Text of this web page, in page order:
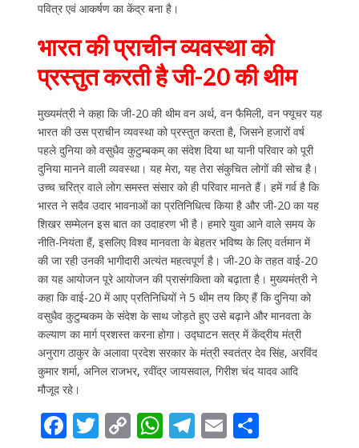
पवित्र एवं आकर्षण का केंद्र बना है।
भारत की प्राचीन व्यवस्था को
प्रस्तुत करती है जी-20 की थीम
मुख्यमंत्री ने कहा कि जी-20 की थीम वन अर्थ, वन फैमिली, वन फ्यूचर यह
भारत की उस प्राचीन व्यवस्था को प्रस्तुत करता है, जिसने हजारों वर्ष
पहले दुनिया को वसुधैव कुटुम्बकम् का संदेश दिया था यानी परिवार को पूरी
दुनिया मानने वाली व्यवस्था। यह मेरा, यह तेरा संकुचित लोगों की सोच है।
उच्च चरित्र वाले लोग समस्त संसार को ही परिवार मानते हैं। हमें गर्व है कि
भारत ने सदैव उदार भावनाओं का प्रतिनिधित्व किया है और जी-20 का यह
शिखर सम्मेलन इस बात का उदाहरण भी है। हमारे युवा आने वाले समय के
नीति-नियंता हैं, इसलिए विश्व मानवता के बेहतर भविष्य के लिए वर्तमान में
की जा रही उनकी भागीदारी अत्यंत महत्वपूर्ण है। जी-20 के तहत वाई-20
का यह आयोजन पूरे आयोजन की प्रासंगकिता को बढ़ाता है। मुख्यमंत्री ने
कहा कि वाई-20 में आए प्रतिनिधियों ने 5 थीम तय किए हैं कि दुनिया को
वसुधैव कुटुम्बकम के संदेश के साथ जोड़ते हुए उसे बढ़ाने और मानवता के
कल्याण का मार्ग प्रशस्त करना होगा। उद्घाटन सत्र में केंद्रीय मंत्री
अनुराग ठाकुर के अलावा प्रदेश सरकार के मंत्री स्वतंत्र देव सिंह, अरविंद
कुमार शर्मा, अनिल राजभर, रवींद्र जायसवाल, गिरीश चंद यादव आदि
मौजूद रहे।
F T C W T E S